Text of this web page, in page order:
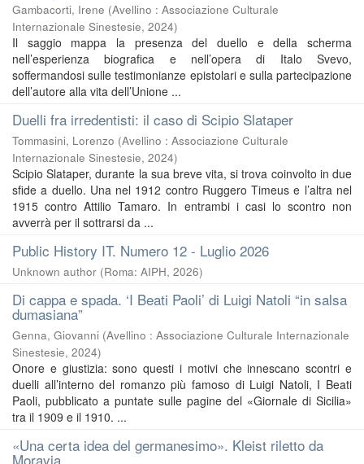
Gambacorti, Irene (Avellino : Associazione Culturale
Internazionale Sinestesie, 2024)
Il saggio mappa la presenza del duello e della scherma
nell’esperienza biografica e nell’opera di Italo Svevo,
soffermandosi sulle testimonianze epistolari e sulla partecipazione
dell’autore alla vita dell’Unione ...
Duelli fra irredentisti: il caso di Scipio Slataper
Tommasini, Lorenzo (Avellino : Associazione Culturale
Internazionale Sinestesie, 2024)
Scipio Slataper, durante la sua breve vita, si trova coinvolto in due
sfide a duello. Una nel 1912 contro Ruggero Timeus e l’altra nel
1915 contro Attilio Tamaro. In entrambi i casi lo scontro non
avverrà per il sottrarsi da ...
Public History IT. Numero 12 - Luglio 2026
Unknown author (Roma: AIPH, 2026)
Di cappa e spada. ‘I Beati Paoli’ di Luigi Natoli “in salsa
dumasiana”
Genna, Giovanni (Avellino : Associazione Culturale Internazionale
Sinestesie, 2024)
Onore e giustizia: sono questi i motivi che innescano scontri e
duelli all’interno del romanzo più famoso di Luigi Natoli, I Beati
Paoli, pubblicato a puntate sulle pagine del «Giornale di Sicilia»
tra il 1909 e il 1910. ...
«Una certa idea del germanesimo». Kleist riletto da
Moravia